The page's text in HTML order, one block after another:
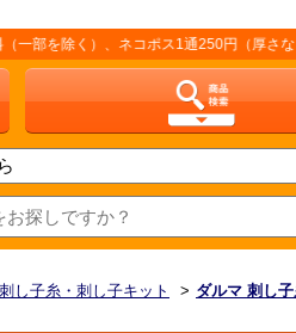
）、ネコポス1通250円（厚さなど条件あ
し子糸・刺し子キット > ダルマ 刺し